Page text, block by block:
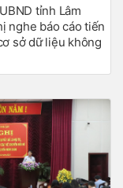
tỉnh Lâm
nghe báo cáo tiến
sở dữ liệu không